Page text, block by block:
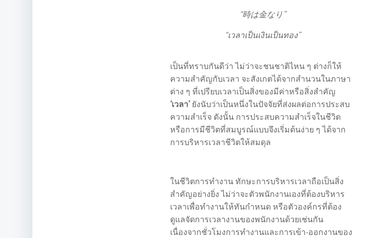
“時は金なり”
“เวลาเป็นเงินเป็นทอง”
เป็นที่ทราบกันดีว่า ไม่ว่าจะชนชาติไหน ๆ ต่างก็ให้
ความสำคัญกับเวลา จะสังเกตได้จากสำนวนในภาษา
ต่าง ๆ ที่เปรียบเวลาเป็นสิ่งของมีค่าหรือสิ่งสำคัญ
‘เวลา’ยังนับว่าเป็นหนึ่งในปัจจัยที่ส่งผลต่อการประสบ
ความสำเร็จ ดังนั้น การประสบความสำเร็จในชีวิต
หรือการมีชีวิตที่สมบูรณ์แบบจึงเริ่มต้นง่าย ๆ ได้จาก
การบริหารเวลาชีวิตให้สมดุล
ในชีวิตการทำงาน ทักษะการบริหารเวลาถือเป็นสิ่ง
สำคัญอย่างยิ่ง ไม่ว่าจะตัวพนักงานเองที่ต้องบริหาร
เวลาเพื่อทำงานให้ทันกำหนด หรือตัวองค์กรที่ต้อง
ดูแลจัดการเวลางานของพนักงานด้วยเช่นกัน
เนื่องจากชั่วโมงการทำงานและการเข้า-ออกงานของ